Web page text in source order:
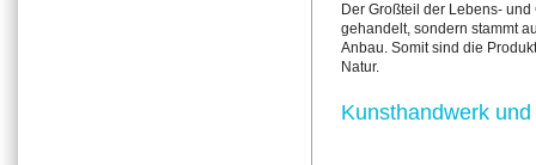
Der Großteil der Lebens-
gehandelt, sondern stammt
Anbau. Somit sind die
Natur.
Kunsthandwerk